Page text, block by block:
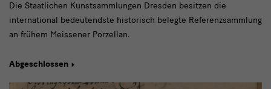
Die Staatlichen Kunstsammlungen Dresden besitzen die
international bedeutendste historisch belegte Referenzsammlung
an frühem Meissener Porzellan.
Abgeschlossen